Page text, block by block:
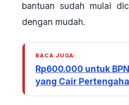
bantuan sudah mulai
dengan mudah.
BACA JUGA:
Rp600.000 untuk
yang Cair